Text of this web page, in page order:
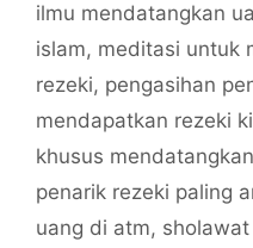
ilmu mendatangkan
islam, meditasi untuk
rezeki, pengasihan
mendapatkan rezeki
khusus
penarik rezeki paling
uang di atm,